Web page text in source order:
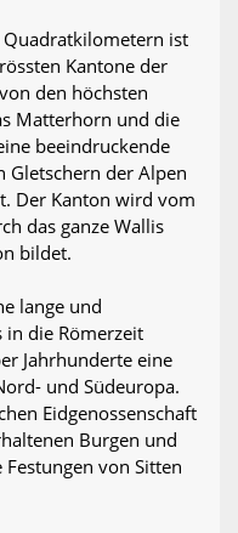
ist
Kantone der
den höchsten
Matterhorn und die
beeindruckende
Gletschern der Alpen
Der Kanton wird vom
das ganze Wallis
bildet.
lange und
in die Römerzeit
Jahrhunderte eine
und Südeuropa.
Eidgenossenschaft
Burgen und
von Sitten